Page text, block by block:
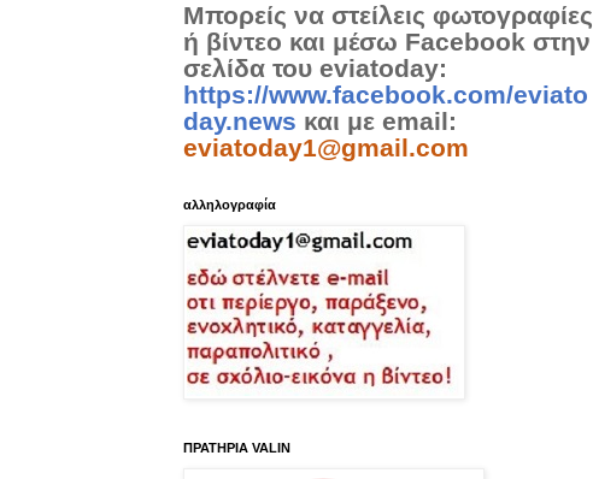
Μπορείς να στείλεις φωτογραφίες
ή βίντεο και μέσω Facebook στην
σελίδα του eviatoday:
https://www.facebook.com/eviato
day.news και με email:
eviatoday1@gmail.com
αλληλογραφία
ΠΡΑΤΗΡΙΑ VALIN